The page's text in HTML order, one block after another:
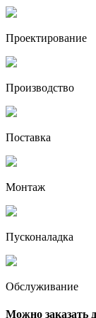
Проектирование
Производство
Поставка
Монтаж
Пусконаладка
Обслуживание
Можно заказать